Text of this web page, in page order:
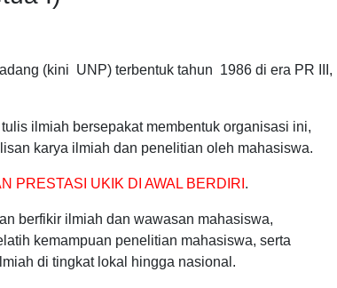
(kini UNP) terbentuk tahun 1986 di era PR III,
ilmiah bersepakat membentuk organisasi ini,
karya ilmiah dan penelitian oleh mahasiswa.
PRESTASI UKIK DI AWAL BERDIRI .
berfikir ilmiah dan wawasan mahasiswa,
kemampuan penelitian mahasiswa, serta
di tingkat lokal hingga nasional.